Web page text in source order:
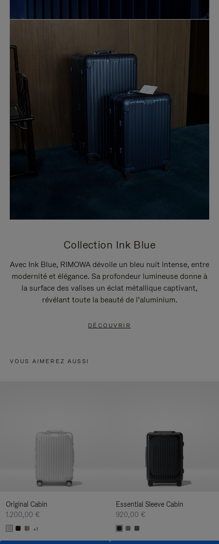
Collection Ink Blue
Avec Ink Blue, RIMOWA dévoile un bleu nuit intense, entre
modernité et élégance. Sa profondeur lumineuse donne à
la surface des valises un éclat métallique captivant,
révélant toute la beauté de l’aluminium.
DÉCOUVRIR
VOUS AIMEREZ AUSSI
Original Cabin
1.200,00 €
+1
Essential Sleeve Cabin
920,00 €